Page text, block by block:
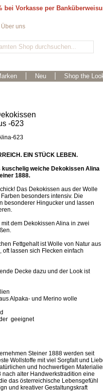
bei Vorkasse per
Neu Shop the
Über uns
-623
623
EIN STÜCK LEBEN.
kuschelig weiche Dekokissen Alina
1888.
Das Dekokissen aus der Wolle
besonders intensiv. Die
besonderer Hingucker und lassen
dem Dekokissen Alina in zwei
Fettgehalt ist Wolle von Natur aus
oft lassen sich Flecken einfach
Decke dazu und der Look ist
Alpaka- und Merino wolle
geeignet
Steiner 1888 werden seit
Wollstoffe mit viel Sorgfalt und
und hochwertigen
nach alter Handwerkstradition eine
das österreichische Lebensgefühl
und kreativer Gestaltungskraft